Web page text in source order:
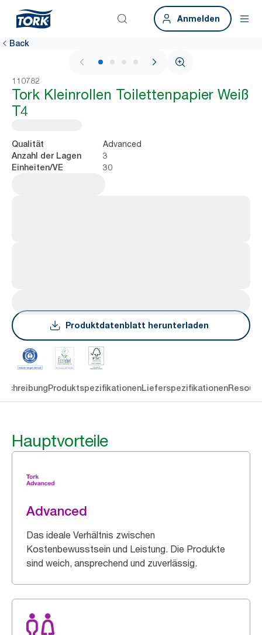
Anmelden
Back
1 / 4
110782
Tork Kleinrollen Toilettenpapier Weiß
T4
Qualität Advanced
Anzahl der Lagen 3
Einheiten/VE 30
Produktdatenblatt herunterladen
ProduktspezifikationenLieferspezifikationen
Hauptvorteile
Advanced
Das ideale Verhältnis zwischen
Kostenbewusstsein und Leistung. Die Produkte
sind weich, ansprechend und zuverlässig.